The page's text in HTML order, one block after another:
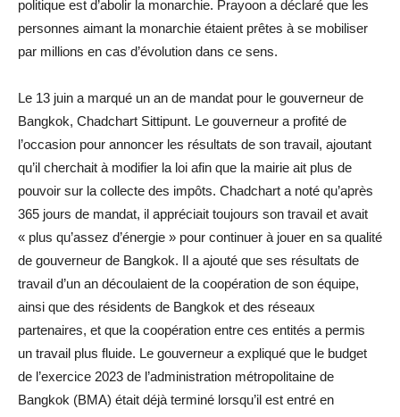
politique est d’abolir la monarchie. Prayoon a déclaré que les
personnes aimant la monarchie étaient prêtes à se mobiliser
par millions en cas d’évolution dans ce sens.
Le 13 juin a marqué un an de mandat pour le gouverneur de
Bangkok, Chadchart Sittipunt. Le gouverneur a profité de
l’occasion pour annoncer les résultats de son travail, ajoutant
qu’il cherchait à modifier la loi afin que la mairie ait plus de
pouvoir sur la collecte des impôts. Chadchart a noté qu’après
365 jours de mandat, il appréciait toujours son travail et avait
« plus qu’assez d’énergie » pour continuer à jouer en sa qualité
de gouverneur de Bangkok. Il a ajouté que ses résultats de
travail d’un an découlaient de la coopération de son équipe,
ainsi que des résidents de Bangkok et des réseaux
partenaires, et que la coopération entre ces entités a permis
un travail plus fluide. Le gouverneur a expliqué que le budget
de l’exercice 2023 de l’administration métropolitaine de
Bangkok (BMA) était déjà terminé lorsqu’il est entré en